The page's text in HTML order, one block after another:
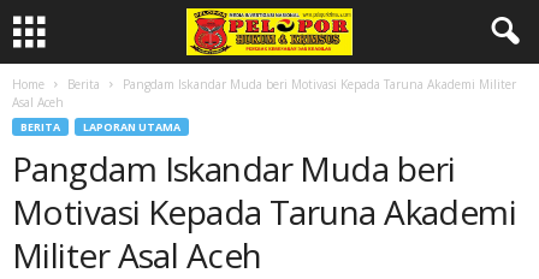
Home Berita
Pangdam Iskandar Muda beri Motivasi Kepada Taruna Akademi Militer
Asal Aceh
BERITA LAPORAN UTAMA
Pangdam Iskandar Muda beri
Motivasi Kepada Taruna Akademi
Militer Asal Aceh